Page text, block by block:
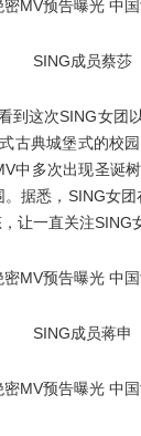
SING成员蔡莎
这次SING女团
古典城堡式的校
中多次出现圣诞
据悉，SING女
让一直关注SING
SING成员蒋申